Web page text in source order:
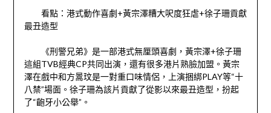
看點：港式動作喜劇+黃宗澤糟大呎度狂虐+徐子珊貢獻
最丑造型
《刑警兄弟》是一部港式無厘頭喜劇，黃宗澤+徐子珊
這組TVB經典CP共同出演，還有很多港片熟臉加盟。黃宗
澤在戲中和方暠玟是一對重口味情侶，上演捆綁PLAY等“十
八禁”場面。徐子珊為該片貢獻了從影以來最丑造型，扮起
了“齙牙小公舉”。